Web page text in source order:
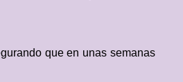
que en unas semanas